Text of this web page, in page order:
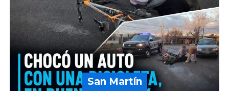
San Martín